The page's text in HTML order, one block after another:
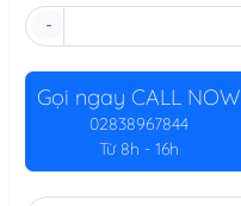
-
Gọi ngay CALL NOW
02838967844
Từ 8h - 16h